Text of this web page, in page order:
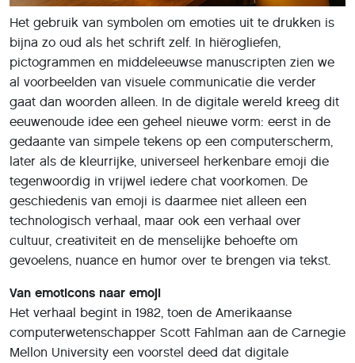
Het gebruik van symbolen om emoties uit te drukken is
bijna zo oud als het schrift zelf. In hiërogliefen,
pictogrammen en middeleeuwse manuscripten zien we
al voorbeelden van visuele communicatie die verder
gaat dan woorden alleen. In de digitale wereld kreeg dit
eeuwenoude idee een geheel nieuwe vorm: eerst in de
gedaante van simpele tekens op een computerscherm,
later als de kleurrijke, universeel herkenbare emoji die
tegenwoordig in vrijwel iedere chat voorkomen. De
geschiedenis van emoji is daarmee niet alleen een
technologisch verhaal, maar ook een verhaal over
cultuur, creativiteit en de menselijke behoefte om
gevoelens, nuance en humor over te brengen via tekst.
Van emoticons naar emoji
Het verhaal begint in 1982, toen de Amerikaanse
computerwetenschapper Scott Fahlman aan de Carnegie
Mellon University een voorstel deed dat digitale